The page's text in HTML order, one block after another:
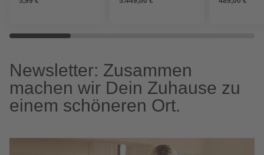
Newsletter: Zusammen
machen wir Dein Zuhause zu
einem schöneren Ort.